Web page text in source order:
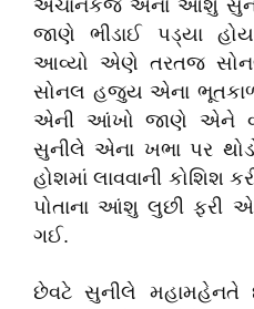
અચાનકજ એના આંશુ
જાણે ભીડાઈ પડ્યા
આવ્યો એણે તરતજ
સોનલ હજુય એના
એની આંખો જાણે એને વધુ
સુનીલે એના ખભા પર
હોશમાં લાવવાની
પોતાના આંશુ લુછી ફરી એ
ગઈ.
છેવટે સુનીલે મહામહેનતે